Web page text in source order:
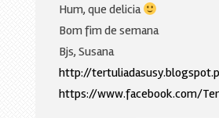
Hum, que delicia
Bom fim de semana
Bjs, Susana
http://
https://www.facebook.com/